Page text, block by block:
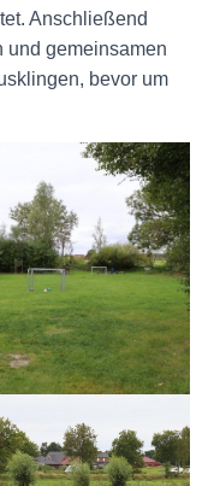
Anschließend
und gemeinsamen
bevor um